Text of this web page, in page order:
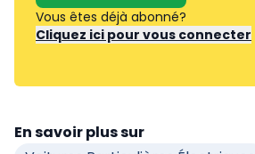
Vous êtes déjà abonné?
Cliquez ici pour vous connecter
En savoir plus sur